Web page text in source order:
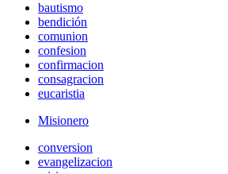
bautismo
bendición
comunion
confesion
confirmacion
consagracion
eucaristia
Misionero
conversion
evangelizacion